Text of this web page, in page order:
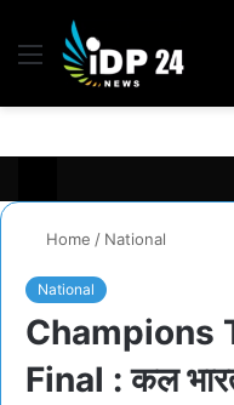
Menu
Home / National
National
Champions
Final : कल